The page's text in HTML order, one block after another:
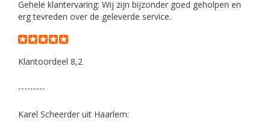
Gehele klantervaring: Wij zijn bijzonder goed geholpen en
erg tevreden over de geleverde service.
Klantoordeel 8,2
---------
Karel Scheerder uit Haarlem: